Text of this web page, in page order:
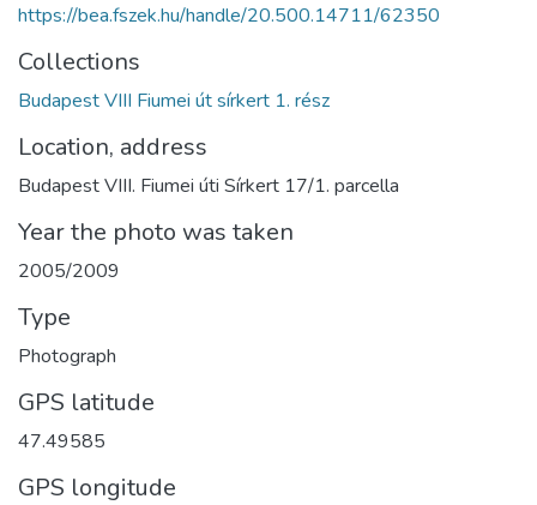
https://bea.fszek.hu/handle/20.500.14711/62350
Collections
Budapest VIII Fiumei út sírkert 1. rész
Location, address
Budapest VIII. Fiumei úti Sírkert 17/1. parcella
Year the photo was taken
2005/2009
Type
Photograph
GPS latitude
47.49585
GPS longitude